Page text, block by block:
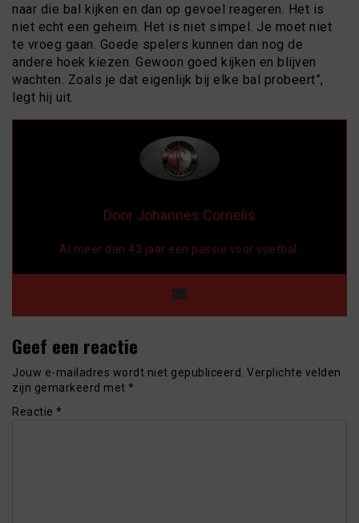
naar die bal kijken en dan op gevoel reageren. Het is
niet echt een geheim. Het is niet simpel. Je moet niet
te vroeg gaan. Goede spelers kunnen dan nog de
andere hoek kiezen. Gewoon goed kijken en blijven
wachten. Zoals je dat eigenlijk bij elke bal probeert”,
legt hij uit.
Door Johannes Cornelis
Al meer dan 43 jaar een passie voor voetbal.
Geef een reactie
Jouw e-mailadres wordt niet gepubliceerd. Verplichte velden
zijn gemarkeerd met *
Reactie *